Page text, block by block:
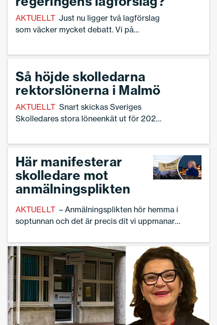
AKTUELLT Just nu ligger två lagförslag
som väcker mycket debatt. Vi på
skolledare anser om förslagen. Delta
Så höjde skolledarna
rektorslönerna i Malmö
AKTUELLT Snart skickas Sveriges
Skolledares stora löneenkät ut för 2024.
skolledare. Rektor Johan Pålsson är
förtroendevald i Malmö där statistiken
gett effekt.
Här manifesterar
skolledare mot
anmälningsplikten
AKTUELLT – Anmälningsplikten hör hemma i
soptunnan och det är precis dit vi uppmanar
Sveriges Skolledares förbundsordförande Ann-
Charlotte Gavelin Rydman när hon talade vid en
manifestation på Sergels torg i centrala Stockholm
på onsdagen.